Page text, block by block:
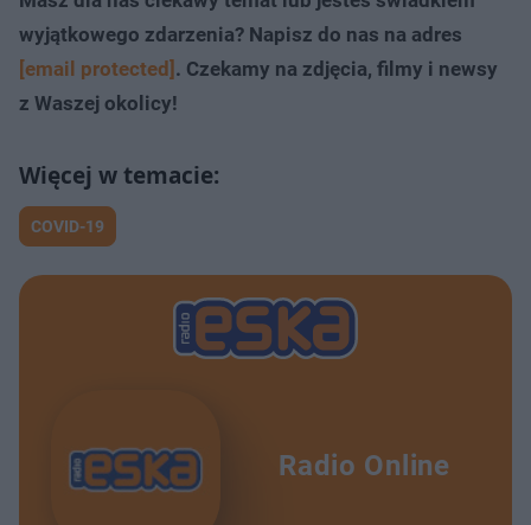
wyjątkowego zdarzenia? Napisz do nas na adres
[email protected] . Czekamy na zdjęcia, filmy i newsy
z Waszej okolicy!
COVID-19
Radio Online